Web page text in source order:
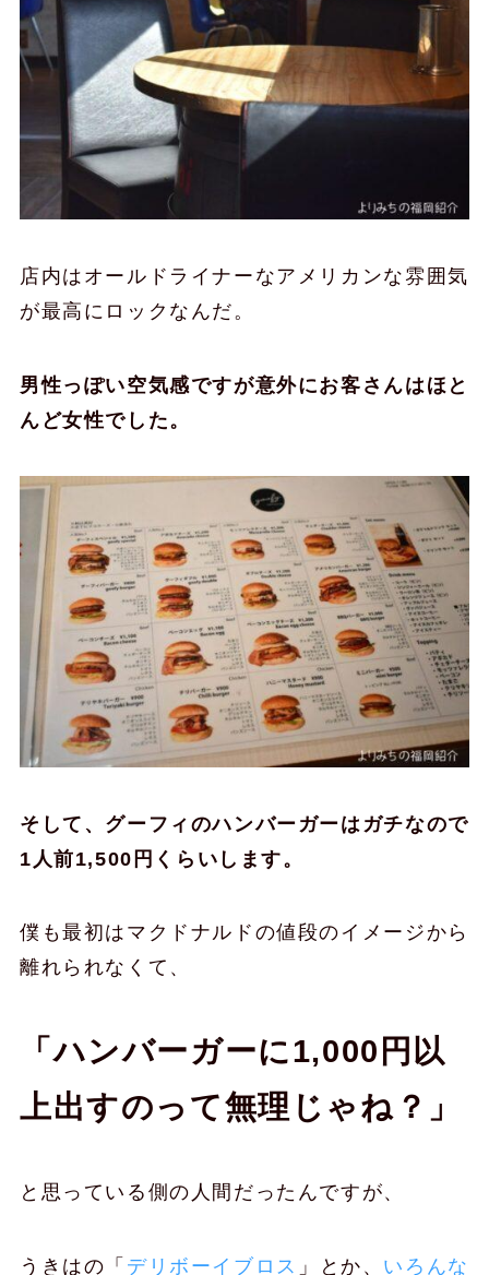
店内はオールドライナーなアメリカンな雰囲気
が最高にロックなんだ。
男性っぽい空気感ですが意外にお客さんはほと
んど女性でした。
そして、グーフィのハンバーガーはガチなので
1人前1,500円くらいします。
僕も最初はマクドナルドの値段のイメージから
離れられなくて、
「ハンバーガーに1,000円以
上出すのって無理じゃね？」
と思っている側の人間だったんですが、
うきはの「 デリボーイブロス 」とか、 いろんな